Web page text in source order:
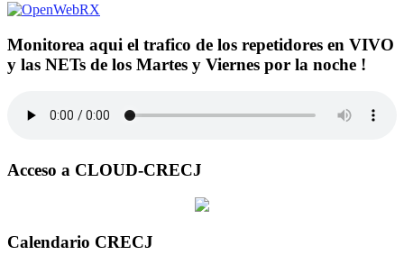
Monitorea aqui el trafico de los repetidores en VIVO
y las NETs de los Martes y Viernes por la noche !
Acceso a CLOUD-CRECJ
Calendario CRECJ